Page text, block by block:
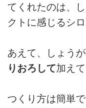
てくれたのは、
クトに感じるシ
あえて、しょう
りおろして加えて
つくり方は簡単